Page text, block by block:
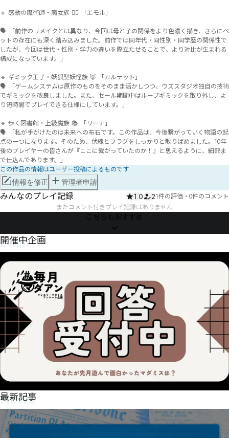
🔹 感動の魔術師・魔女族 🧙‍♀️ 「エモル」
🗣️ 「前作のリメイクとは異なり、今回は母と子の関係をより色濃く描き、さらにペ
ットの存在にも深く踏み込みました。前作では同年代・同性別・同学歴の関係性で
したが、今回は世代・性別・学力の違いを際立たせることで、より対比が生まれる
構成になっています。」
🔹 ギミック王子・妖狐型妖怪族 🦊 「カルテット」
🗣️ 「ゲームシステムは原作のものをそのまま活かしつつ、ウズスタジオ独自の技術
でギミックを改良しました。また、セール期間中はループギミックを取り外し、よ
り短時間でプレイできる仕様にしています。」
🔹 歩く図書館・上級魔族 📚 「リーナ」
🗣️ 「私が手がけたのは未来への布石です。この作品は、今後繋がっていく物語の起
点の一つになります。そのため、伏線とフラグをしっかりと散りばめました。10年
後のプレイヤーの皆さんが『ここに繋がっていたのか！』と思えるように、細部ま
で仕込んであります。」
この作品の情報はユーザー投稿によるものです
情報を修正 管理者申請
みんなのプレイ記録 1.0 21件の評価 ・ 0件のコメント
まだコメント付きプレイ記録はありません
こちらもおすすめ
Event
開催中企画
NEWS
最新記事